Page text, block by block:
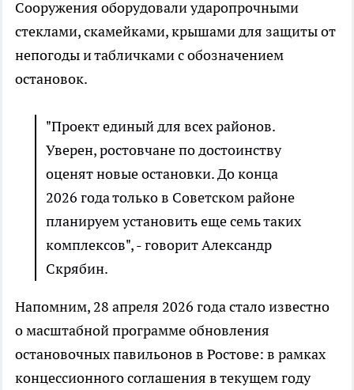
Сооружения оборудовали ударопрочными
стеклами, скамейками, крышами для защиты от
непогоды и табличками с обозначением
остановок.
"Проект единый для всех районов.
Уверен, ростовчане по достоинству
оценят новые остановки. До конца
2026 года только в Советском районе
планируем установить еще семь таких
комплексов", - говорит Александр
Скрябин.
Напомним, 28 апреля 2026 года стало известно
о масштабной программе обновления
остановочных павильонов в Ростове: в рамках
концессионного соглашения в текущем году